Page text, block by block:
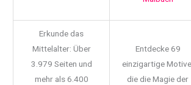
Erkunde das
Mittelalter: Über
3.979 Seiten und
mehr als 6.400
Entdecke 69
einzigartige
die die Magie der